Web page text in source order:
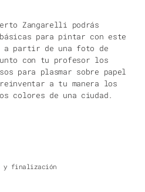
Zangarelli podrás
para pintar con este
a partir de una foto de
con tu profesor los
para plasmar sobre papel
a tu manera los
colores de una ciudad.
y finalización